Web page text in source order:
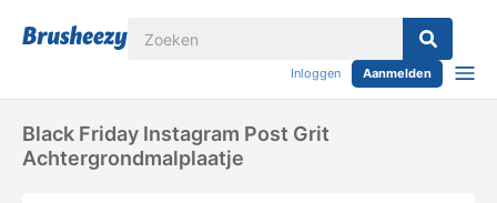
Inloggen Aanmelden
Black Friday Instagram Post Grit
Achtergrondmalplaatje